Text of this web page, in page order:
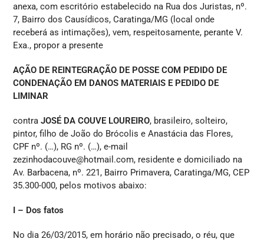
anexa, com escritório estabelecido na Rua dos Juristas, nº.
7, Bairro dos Causídicos, Caratinga/MG (local onde
receberá as intimações), vem, respeitosamente, perante V.
Exa., propor a presente
AÇÃO DE REINTEGRAÇÃO DE POSSE COM PEDIDO DE
CONDENAÇÃO EM DANOS MATERIAIS E PEDIDO DE
LIMINAR
contraJOSÉ DA COUVE LOUREIRO, brasileiro, solteiro,
pintor, filho de João do Brócolis e Anastácia das Flores,
CPF nº. (…), RG nº. (…), e-mail
zezinhodacouve@hotmail.com, residente e domiciliado na
Av. Barbacena, nº. 221, Bairro Primavera, Caratinga/MG, CEP
35.300-000, pelos motivos abaixo:
I – Dos fatos
No dia 26/03/2015, em horário não precisado, o réu, que